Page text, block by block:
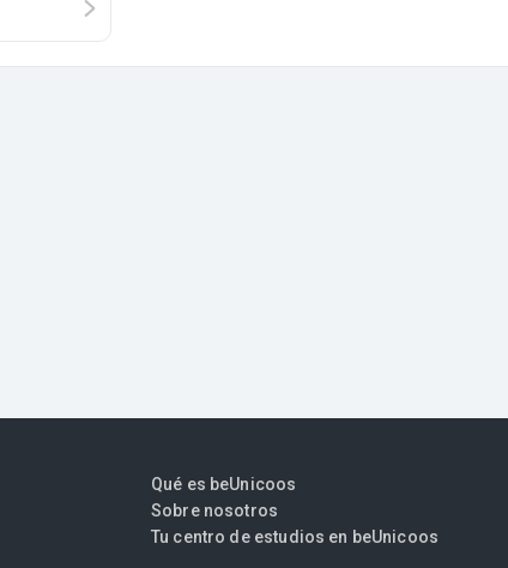
Qué es beUnicoos
Sobre nosotros
Tu centro de estudios en beUnicoos